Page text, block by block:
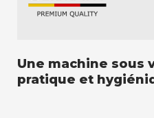
Une machine sous
pratique et